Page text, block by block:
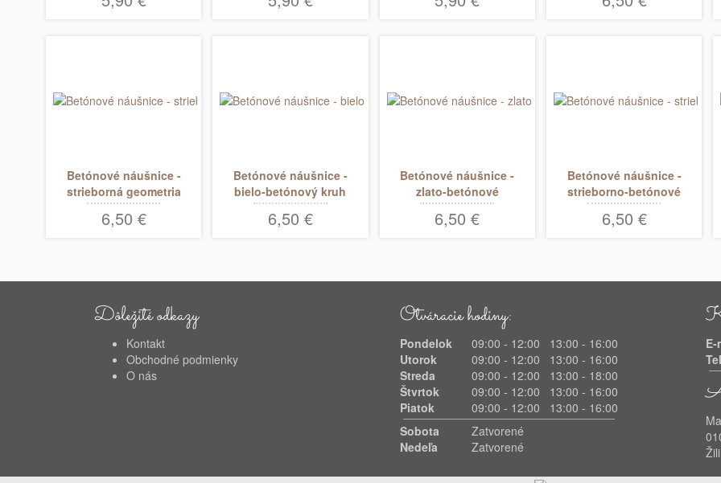
Betónové náušnice -
strieborná geometria
6,50 €
Betónové náušnice -
bielo-betónový kruh
6,50 €
Betónové náušnice -
zlato-betónové
polgule
6,50 €
Betónové náušnice -
strieborno-betónové
polgule
6,50 €
Dôležité odkazy
Kontakt
Obchodné podmienky
O nás
Otváracie hodiny:
Pondelok 09:00 - 12:00 13:00 - 16:00
Utorok
09:00 - 12:00 13:00 - 16:00
Streda
09:00 - 12:00 13:00 - 18:00
Štvrtok
09:00 - 12:00 13:00 - 16:00
Piatok
09:00 - 12:00 13:00 - 16:00
Sobota
Zatvorené
Nedeľa
Zatvorené